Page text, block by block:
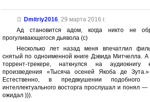
Dmitriy2016, 29 марта 2016 г.
Ад становится адом, когда никто не
прогуливающегося дьявола (с)
Несколько лет назад меня впечатлил
снятый по одноименной книге Дэвида Митчелла.
торрент-трекере, наткнулся на
произведения «Тысяча осеней Якоба де
Естественно, в предвкушении подобного
интеллектуального восторга прослушал и понял —
ожидал ))).